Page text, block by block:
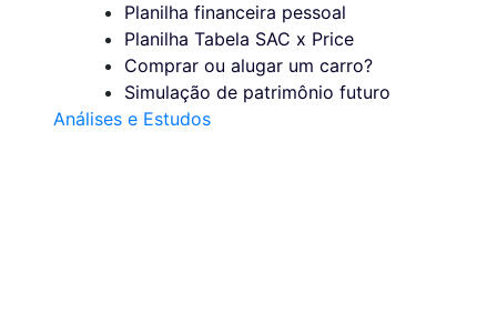
Planilha financeira pessoal
Planilha Tabela SAC x Price
Comprar ou alugar um carro?
Simulação de patrimônio futuro
Análises e Estudos